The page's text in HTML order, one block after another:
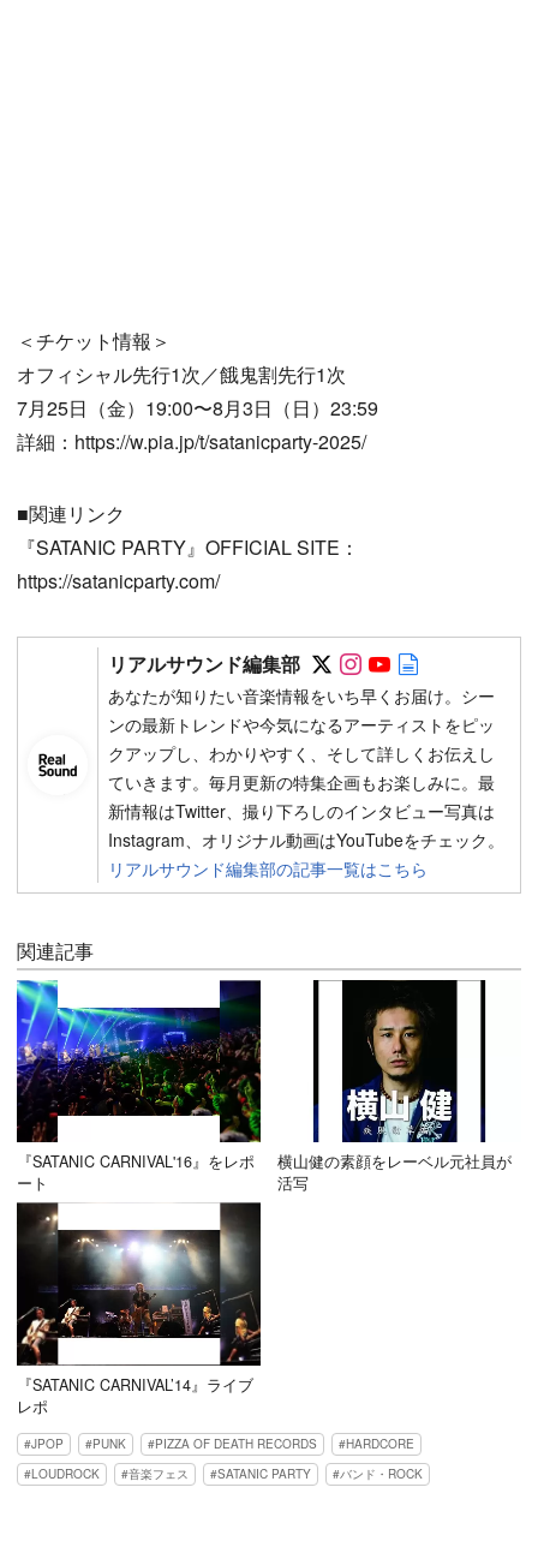
＜チケット情報＞
オフィシャル先行1次／餓鬼割先行1次
7月25日（金）19:00〜8月3日（日）23:59
詳細：https://w.pia.jp/t/satanicparty-2025/
■関連リンク
『SATANIC PARTY』OFFICIAL SITE：
https://satanicparty.com/
リアルサウンド編集部 Follow on SNS
Follow on SNS
Follow on
あなたが知りたい音楽情報をいち早くお届け。シー
ンの最新トレンドや今気になるアーティストをピッ
クアップし、わかりやすく、そして詳しくお伝えし
ていきます。毎月更新の特集企画もお楽しみに。最
新情報はTwitter、撮り下ろしのインタビュー写真は
Instagram、オリジナル動画はYouTubeをチェック。
リアルサウンド編集部の記事一覧はこちら
関連記事
『SATANIC CARNIVAL'16』をレポ
ート
横山健の素顔をレーベル元社員が
活写
『SATANIC CARNIVAL’14』ライブ
レポ
JPOP PUNK PIZZA OF DEATH RECORDS
HARDCORE
LOUDROCK
音楽フェス SATANIC PARTY バンド・ROCK